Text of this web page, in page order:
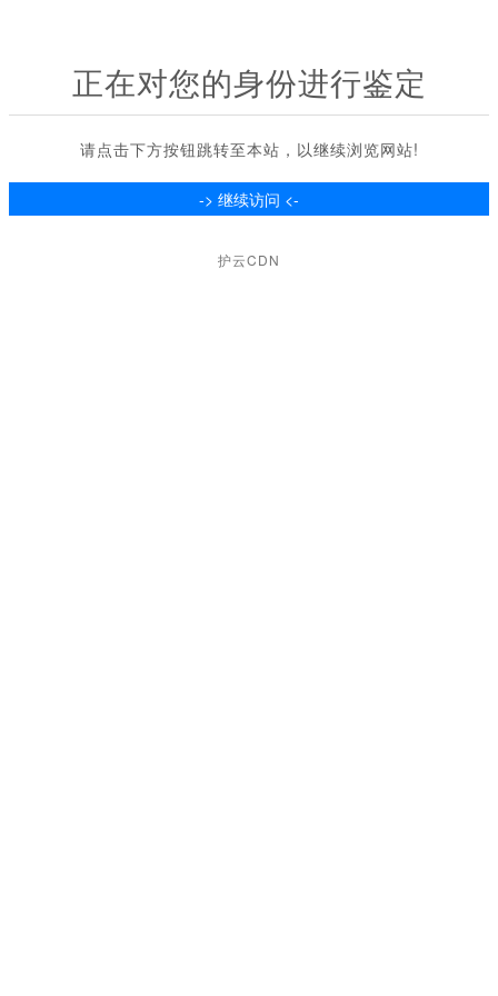
正在对您的身份进行鉴定
请点击下方按钮跳转至本站，以继续浏览网站!
护云CDN